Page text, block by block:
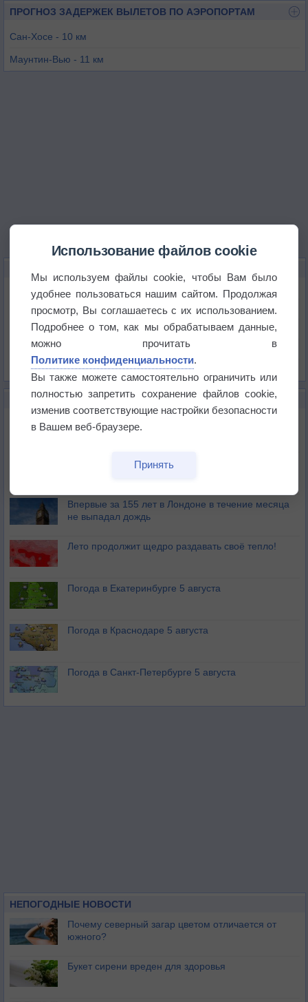
ПРОГНОЗ ЗАДЕРЖЕК ВЫЛЕТОВ ПО АЭРОПОРТАМ
Сан-Хосе - 10 км
Маунтин-Вью - 11 км
Температура
Давление
Осадки
Облачность
Список всех карт
НОВОЕ О ПОГОДЕ
Дневная температура воздуха в ОАЭ превысила
+51°
Европейские столицы бьют рекорды жары
Впервые за 155 лет в Лондоне в течение месяца
не выпадал дождь
Лето продолжит щедро раздавать своё тепло!
Погода в Екатеринбурге 5 августа
Погода в Краснодаре 5 августа
Погода в Санкт-Петербурге 5 августа
НЕПОГОДНЫЕ НОВОСТИ
Почему северный загар цветом отличается от
южного?
Букет сирени вреден для здоровья
Использование файлов cookie
Мы используем файлы cookie, чтобы Вам было
удобнее пользоваться нашим сайтом. Продолжая
просмотр, Вы соглашаетесь с их использованием.
Подробнее о том, как мы обрабатываем данные,
можно прочитать в
Политике конфиденциальности.
Вы также можете самостоятельно ограничить или
полностью запретить сохранение файлов cookie,
изменив соответствующие настройки безопасности
в Вашем веб-браузере.
Принять